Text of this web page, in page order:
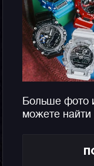
Больше фото
можете